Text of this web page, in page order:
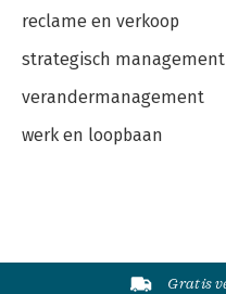
reclame en verkoop
strategisch management
verandermanagement
werk en loopbaan
Gratis